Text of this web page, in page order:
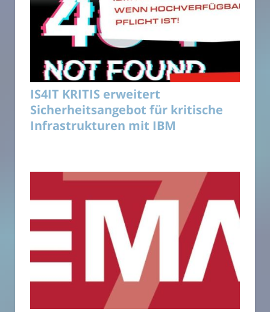
IS4IT KRITIS erweitert
Sicherheitsangebot für kritische
Infrastrukturen mit IBM